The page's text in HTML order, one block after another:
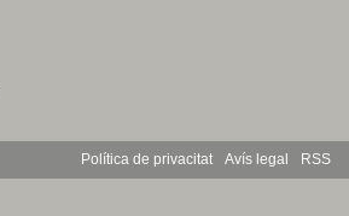
Política de privacitat Avís legal RSS